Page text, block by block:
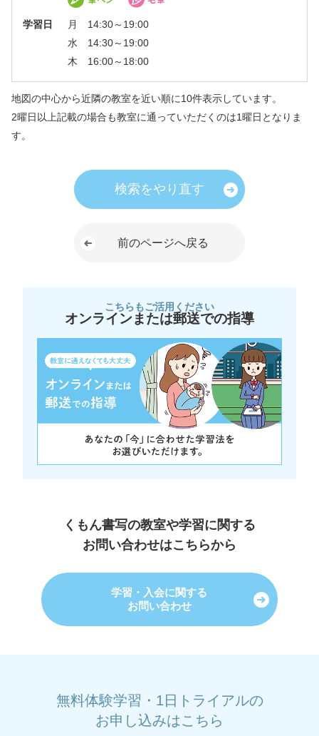
学習日
月 14:30～19:00
水 14:30～19:00
木 16:00～18:00
地図の中心から近隣の教室を近い順に10件表示しています。
2曜日以上記載の場合も教室に通っていただくのは1曜日となりま
す。
検索をやり直す
前のページへ戻る
こちらもご活用ください
オンラインまたは郵送での指導
くもん書写の教室や学習に関する
お問い合わせはこちらから
学習・入会に関する
お問い合わせ
無料体験学習・1日トライアルの
お申し込みはこちら